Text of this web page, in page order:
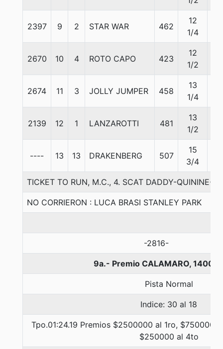
2397 9 2 STAR WAR 462
12
1/4
2670 10 4 ROTO CAPO 423
12
1/2
2674 11 3 JOLLY JUMPER 458
13
1/4
2139 12 1 LANZAROTTI 481
13
1/2
---- 13 13 DRAKENBERG 507
15
3/4
TICKET TO RUN, M.C., 4. SCAT DADDY-QUININE-
NO CORRIERON : LUCA BRASI STANLEY PARK
-2816-
9a.- Premio CALAMARO, 1400
Pista Normal
Indice: 30 al 18
Tpo.01:24.19 Premios $2500000 al 1ro, $750000
$250000 al 4to